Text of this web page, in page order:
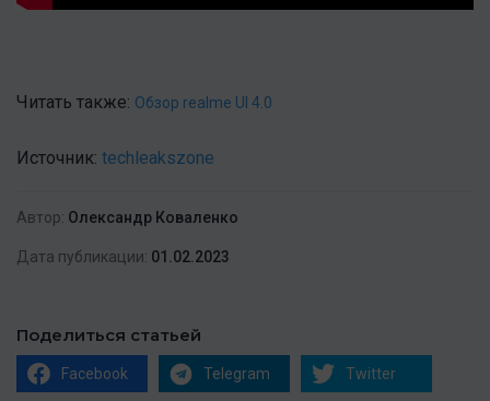
Читать также: Обзор realme UI 4.0
Источник: techleakszone
Автор: Олександр Коваленко
Дата публикации: 01.02.2023
Поделиться статьей
Facebook Telegram Twitter